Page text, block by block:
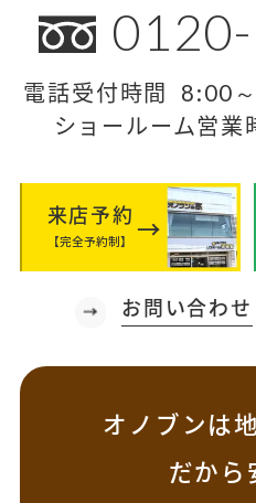
電話受付時間 8:00
ショールーム営
来店予約
【完全予約制】
お問い合わせ
オノブンは
だから